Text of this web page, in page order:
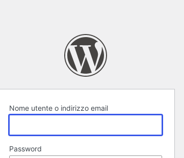
Nome utente o indirizzo email
Password